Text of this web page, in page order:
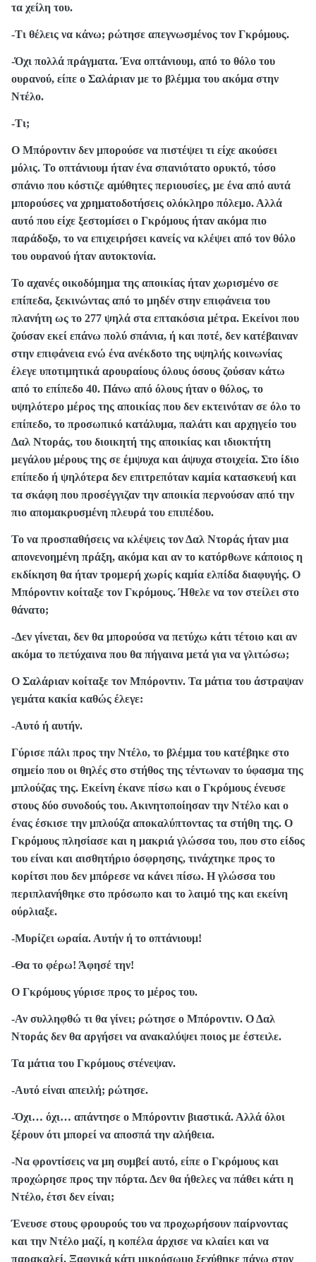
τα χείλη του.
-Τι θέλεις να κάνω; ρώτησε απεγνωσμένος τον Γκρόμους.
-Όχι πολλά πράγματα. Ένα οπτάνιουμ, από το θόλο του
ουρανού, είπε ο Σαλάριαν με το βλέμμα του ακόμα στην
Ντέλο.
-Τι;
Ο Μπόροντιν δεν μπορούσε να πιστέψει τι είχε ακούσει
μόλις. Το οπτάνιουμ ήταν ένα σπανιότατο ορυκτό, τόσο
σπάνιο που κόστιζε αμύθητες περιουσίες, με ένα από αυτά
μπορούσες να χρηματοδοτήσεις ολόκληρο πόλεμο. Αλλά
αυτό που είχε ξεστομίσει ο Γκρόμους ήταν ακόμα πιο
παράδοξο, το να επιχειρήσει κανείς να κλέψει από τον θόλο
του ουρανού ήταν αυτοκτονία.
Το αχανές οικοδόμημα της αποικίας ήταν χωρισμένο σε
επίπεδα, ξεκινώντας από το μηδέν στην επιφάνεια του
πλανήτη ως το 277 ψηλά στα επτακόσια μέτρα. Εκείνοι που
ζούσαν εκεί επάνω πολύ σπάνια, ή και ποτέ, δεν κατέβαιναν
στην επιφάνεια ενώ ένα ανέκδοτο της υψηλής κοινωνίας
έλεγε υποτιμητικά αρουραίους όλους όσους ζούσαν κάτω
από το επίπεδο 40. Πάνω από όλους ήταν ο θόλος, το
υψηλότερο μέρος της αποικίας που δεν εκτεινόταν σε όλο το
επίπεδο, το προσωπικό κατάλυμα, παλάτι και αρχηγείο του
Δαλ Ντοράς, του διοικητή της αποικίας και ιδιοκτήτη
μεγάλου μέρους της σε έμψυχα και άψυχα στοιχεία. Στο ίδιο
επίπεδο ή ψηλότερα δεν επιτρεπόταν καμία κατασκευή και
τα σκάφη που προσέγγιζαν την αποικία περνούσαν από την
πιο απομακρυσμένη πλευρά του επιπέδου.
Το να προσπαθήσεις να κλέψεις τον Δαλ Ντοράς ήταν μια
απονενοημένη πράξη, ακόμα και αν το κατόρθωνε κάποιος η
εκδίκηση θα ήταν τρομερή χωρίς καμία ελπίδα διαφυγής. Ο
Μπόροντιν κοίταξε τον Γκρόμους. Ήθελε να τον στείλει στο
θάνατο;
-Δεν γίνεται, δεν θα μπορούσα να πετύχω κάτι τέτοιο και αν
ακόμα το πετύχαινα που θα πήγαινα μετά για να γλιτώσω;
Ο Σαλάριαν κοίταξε τον Μπόροντιν. Τα μάτια του άστραψαν
γεμάτα κακία καθώς έλεγε:
-Αυτό ή αυτήν.
Γύρισε πάλι προς την Ντέλο, το βλέμμα του κατέβηκε στο
σημείο που οι θηλές στο στήθος της τέντωναν το ύφασμα της
μπλούζας της. Εκείνη έκανε πίσω και ο Γκρόμους ένευσε
στους δύο συνοδούς του. Ακινητοποίησαν την Ντέλο και ο
ένας έσκισε την μπλούζα αποκαλύπτοντας τα στήθη της. Ο
Γκρόμους πλησίασε και η μακριά γλώσσα του, που στο είδος
του είναι και αισθητήριο όσφρησης, τινάχτηκε προς το
κορίτσι που δεν μπόρεσε να κάνει πίσω. Η γλώσσα του
περιπλανήθηκε στο πρόσωπο και το λαιμό της και εκείνη
ούρλιαξε.
-Μυρίζει ωραία. Αυτήν ή το οπτάνιουμ!
-Θα το φέρω! Άφησέ την!
Ο Γκρόμους γύρισε προς το μέρος του.
-Αν συλληφθώ τι θα γίνει; ρώτησε ο Μπόροντιν. Ο Δαλ
Ντοράς δεν θα αργήσει να ανακαλύψει ποιος με έστειλε.
Τα μάτια του Γκρόμους στένεψαν.
-Αυτό είναι απειλή; ρώτησε.
-Όχι… όχι… απάντησε ο Μπόροντιν βιαστικά. Αλλά όλοι
ξέρουν ότι μπορεί να αποσπά την αλήθεια.
-Να φροντίσεις να μη συμβεί αυτό, είπε ο Γκρόμους και
προχώρησε προς την πόρτα. Δεν θα ήθελες να πάθει κάτι η
Ντέλο, έτσι δεν είναι;
Ένευσε στους φρουρούς του να προχωρήσουν παίρνοντας
και την Ντέλο μαζί, η κοπέλα άρχισε να κλαίει και να
παρακαλεί. Ξαφνικά κάτι μικρόσωμο ξεχύθηκε πάνω στον